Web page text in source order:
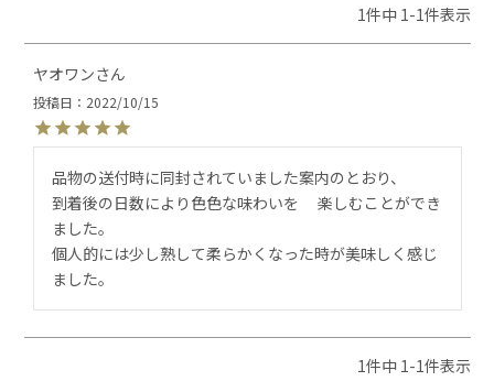
1件中 1 -1件表示
ヤオワン
投稿日 2022/10/15
品物の送付時に同封されていました案内のとおり、
到着後の日数により色色な味わいを 　楽しむことができ
ました。
個人的には少し熟して柔らかくなった時が美味しく感じ
ました。
1件中 1 -1件表示